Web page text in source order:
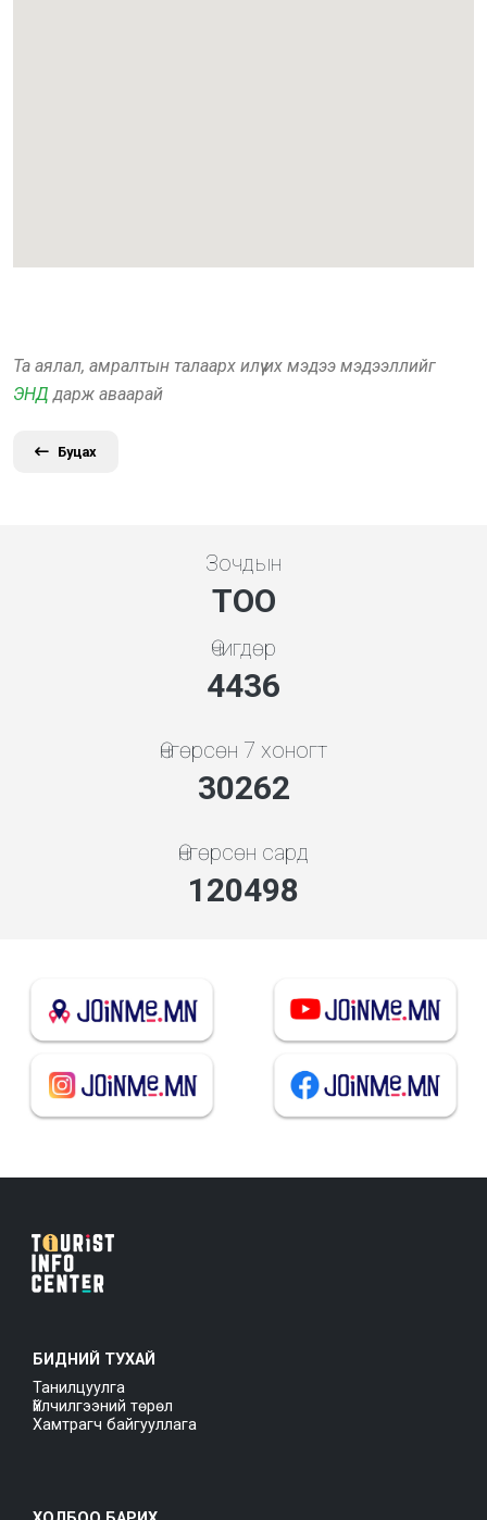
Та аялал, амралтын талаарх илүү их мэдээ мэдээллийг
ЭНД дарж аваарай
Буцах
Зочдын
ТОО
Өчигдөр
4948
Өнгөрсөн 7 хоногт
33754
Өнгөрсөн сард
134401
БИДНИЙ ТУХАЙ
Танилцуулга
Үйлчилгээний төрөл
Хамтрагч байгууллага